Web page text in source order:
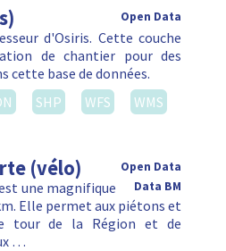
Open Data
d'Osiris. Cette couche
de chantier pour des
cette base de données.
SHP WFS WMS
(vélo)
Open Data
Data BM
une magnifique
Elle permet aux piétons et
tour de la Région et de
…